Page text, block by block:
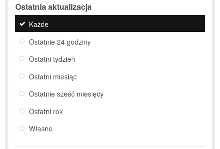
Ostatnia aktualizacja
Każde
Ostatnie 24 godziny
Ostatni tydzień
Ostatni miesiąc
Ostatnie sześć miesięcy
Ostatni rok
Własne